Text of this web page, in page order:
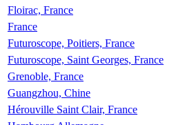
Floirac, France
France
Futuroscope, Poitiers, France
Futuroscope, Saint Georges, France
Grenoble, France
Guangzhou, Chine
Hérouville Saint Clair, France